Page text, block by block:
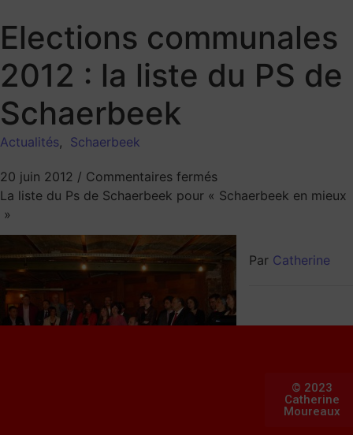
Elections communales
2012 : la liste du PS de
Schaerbeek
Actualités, Schaerbeek
20 juin 2012 / Commentaires fermés
La liste du Ps de Schaerbeek pour « Schaerbeek en mieux
»
Par Catherine
© 2023
Catherine
Moureaux